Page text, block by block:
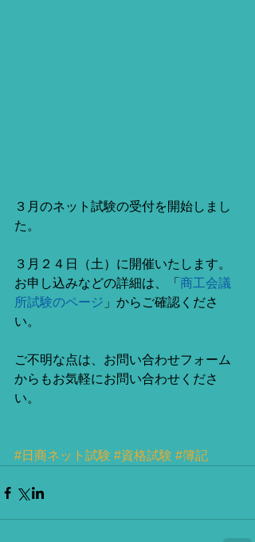
３月のネット試験の受付を開始しまし
た。
３月２４日（土）に開催いたします。
お申し込みなどの詳細は、「 商工会議
所試験のページ 」からご確認くださ
い。
ご不明な点は、お問い合わせフォーム
からもお気軽にお問い合わせくださ
い。
#日商ネット試験 #資格試験 #簿記